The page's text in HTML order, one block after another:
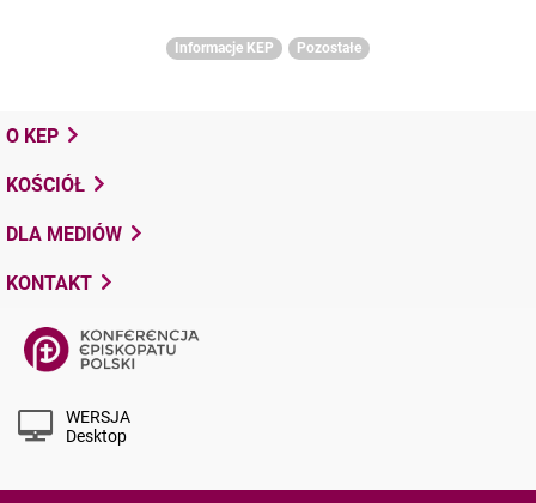
Informacje KEP Pozostałe
O KEP
KOŚCIÓŁ
DLA MEDIÓW
KONTAKT
WERSJA
Desktop